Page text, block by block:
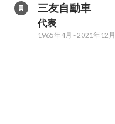
三友自動車
代表
1965年4月 -2021年12月